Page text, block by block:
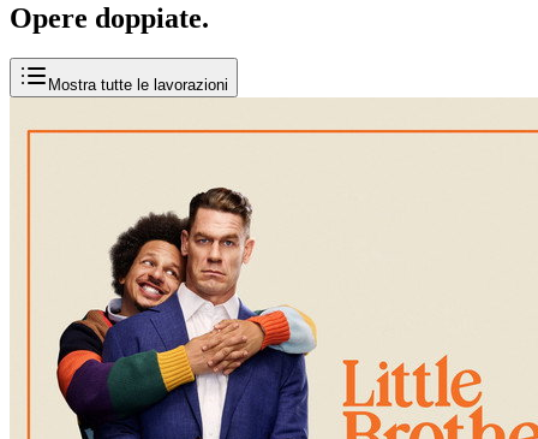
Opere doppiate.
Mostra tutte le lavorazioni